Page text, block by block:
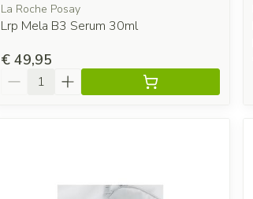
La Roche Posay
Lrp Mela B3 Serum 30ml
€ 49,95
Aantal